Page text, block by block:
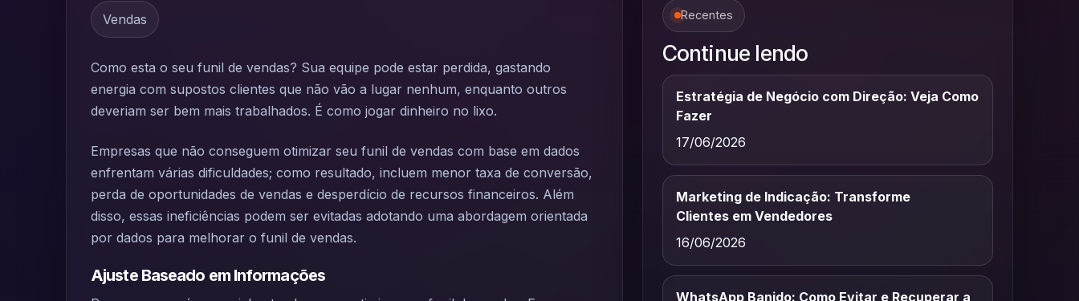
Vendas
Como esta o seu funil de vendas? Sua equipe pode estar perdida, gastando
energia com supostos clientes que não vão a lugar nenhum, enquanto outros
deveriam ser bem mais trabalhados. É como jogar dinheiro no lixo.
Empresas que não conseguem otimizar seu funil de vendas com base em dados
enfrentam várias dificuldades; como resultado, incluem menor taxa de conversão,
perda de oportunidades de vendas e desperdício de recursos financeiros. Além
disso, essas ineficiências podem ser evitadas adotando uma abordagem orientada
por dados para melhorar o funil de vendas.
Ajuste Baseado em Informações
Recentes
Continue lendo
Estratégia de Negócio com Direção: Veja Como
Fazer
17/06/2026
Marketing de Indicação: Transforme
Clientes em Vendedores
16/06/2026
WhatsApp Banido: Como Evitar e Recuperar a